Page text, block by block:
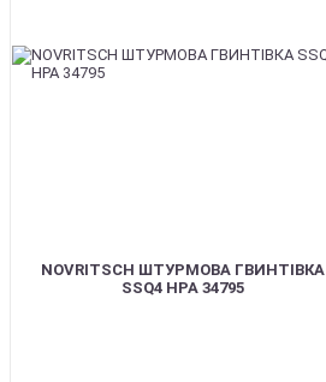
NOVRITSCH ШТУРМОВА ГВИНТІВКА
SSQ4 HPA 34795